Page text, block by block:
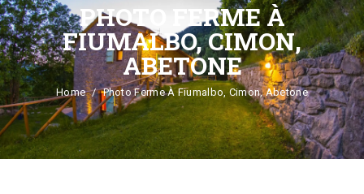
PHOTO FERME À
FIUMALBO, CIMON,
ABETONE
Home Photo Ferme À Fiumalbo, Cimon, Abetone